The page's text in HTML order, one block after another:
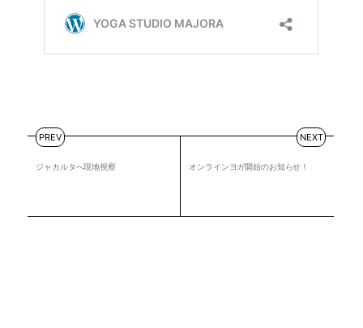
PREV
ジャカルタへ現地視察
NEXT
オンラインヨガ開始のお知らせ！